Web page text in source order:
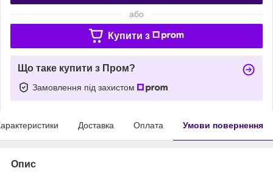
або
Купити з
Що таке купити з Пром?
Замовлення під захистом
Доставка Оплата Умови повернення
Опис